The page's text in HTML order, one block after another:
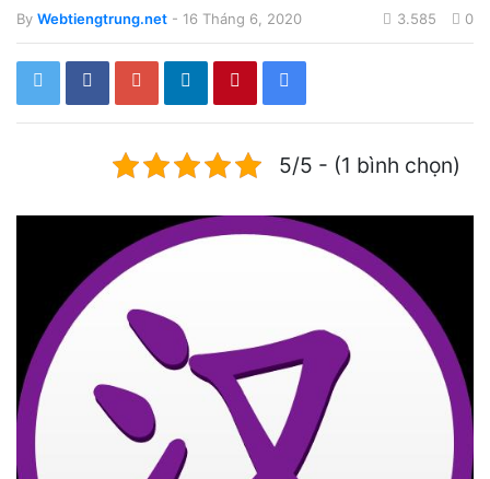
By Webtiengtrung.net - 16 Tháng 6, 2020 3.585 0
5/5 - (1 bình chọn)